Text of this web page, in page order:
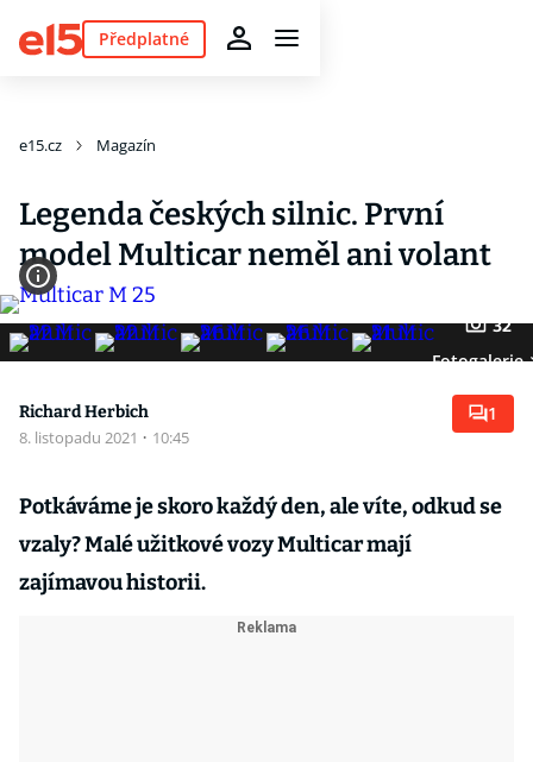
Předplatné
e15.cz Magazín
Legenda českých silnic. První
model Multicar neměl ani volant
32
Fotogalerie
Richard Herbich
8. listopadu 2021 · 10:45
1
Potkáváme je skoro každý den, ale víte, odkud se
vzaly? Malé užitkové vozy Multicar mají
zajímavou historii.